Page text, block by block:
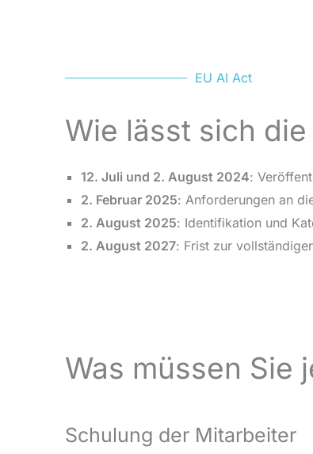
EU AI Act
Wie lässt sich
12. Juli und 2. August 2024:
2. Februar 2025: Anforderungen an
2. August 2025: Identifikation und
2. August 2027: Frist zur
Was müssen Sie
Schulung der Mitarbeiter